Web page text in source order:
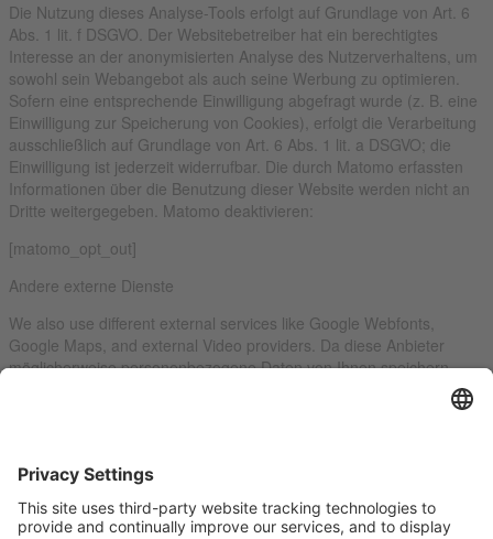
Die Nutzung dieses Analyse-Tools erfolgt auf Grundlage von Art. 6
Abs. 1 lit. f DSGVO. Der Websitebetreiber hat ein berechtigtes
Interesse an der anonymisierten Analyse des Nutzerverhaltens, um
sowohl sein Webangebot als auch seine Werbung zu optimieren.
Sofern eine entsprechende Einwilligung abgefragt wurde (z. B. eine
Einwilligung zur Speicherung von Cookies), erfolgt die Verarbeitung
ausschließlich auf Grundlage von Art. 6 Abs. 1 lit. a DSGVO; die
Einwilligung ist jederzeit widerrufbar. Die durch Matomo erfassten
Informationen über die Benutzung dieser Website werden nicht an
Dritte weitergegeben. Matomo deaktivieren:
[matomo_opt_out]
Andere externe Dienste
We also use different external services like Google Webfonts,
Google Maps, and external Video providers. Da diese Anbieter
möglicherweise personenbezogene Daten von Ihnen speichern,
können Sie diese hier deaktivieren. Bitte beachten Sie, dass eine
Deaktivierung dieser Cookies die Funktionalität und das Aussehen
Click to enable/disable Google Webfonts.